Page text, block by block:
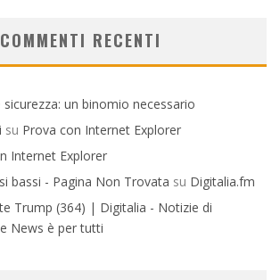
COMMENTI RECENTI
sicurezza: un binomio necessario
su Prova con Internet Explorer
Internet Explorer
bassi - Pagina Non Trovata su Digitalia.fm
Trump (364) | Digitalia - Notizie di
News è per tutti